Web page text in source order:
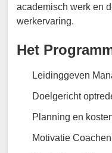
academisch werk en
werkervaring.
Het
Leidinggeven
Doelgericht
Planning en
Motivatie